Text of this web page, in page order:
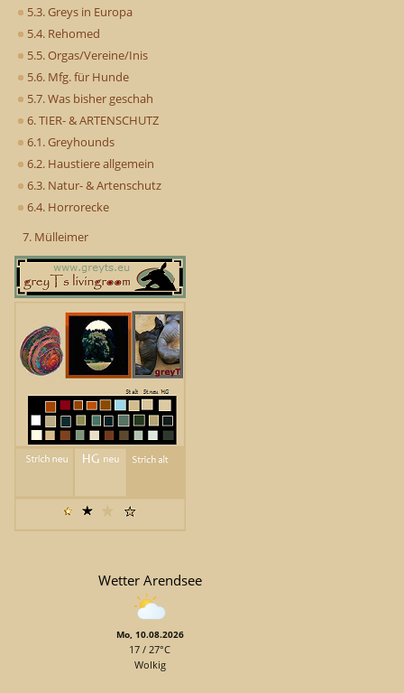
5.3. Greys in Europa
5.4. Rehomed
5.5. Orgas/Vereine/Inis
5.6. Mfg. für Hunde
5.7. Was bisher geschah
6. TIER- & ARTENSCHUTZ
6.1. Greyhounds
6.2. Haustiere allgemein
6.3. Natur- & Artenschutz
6.4. Horrorecke
7. Mülleimer
Wetter Arendsee
Mo, 10.08.2026
17 / 27°C
Wolkig